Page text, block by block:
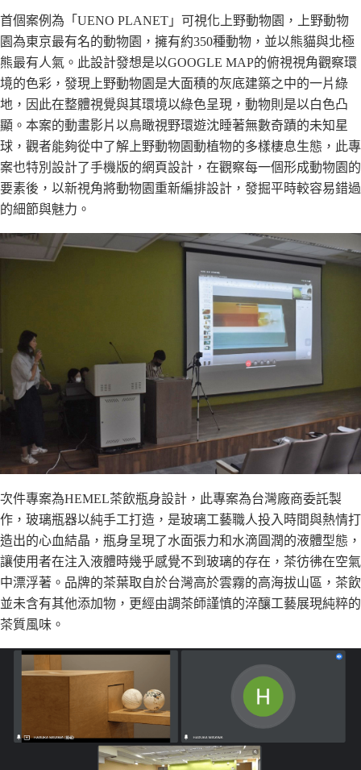
首個案例為「UENO PLANET」可視化上野動物園，上野動物
園為東京最有名的動物園，擁有約350種動物，並以熊貓與北極
熊最有人氣。此設計發想是以GOOGLE MAP的俯視視角觀察環
境的色彩，發現上野動物園是大面積的灰底建築之中的一片綠
地，因此在整體視覺與其環境以綠色呈現，動物則是以白色凸
顯。本案的動畫影片以鳥瞰視野環遊沈睡著無數奇蹟的未知星
球，觀者能夠從中了解上野動物園動植物的多樣棲息生態，此專
案也特別設計了手機版的網頁設計，在觀察每一個形成動物園的
要素後，以新視角將動物園重新編排設計，發掘平時較容易錯過
的細節與魅力。
次件專案為HEMEL茶飲瓶身設計，此專案為台灣廠商委託製
作，玻璃瓶器以純手工打造，是玻璃工藝職人投入時間與熱情打
造出的心血結晶，瓶身呈現了水面張力和水滴圓潤的液體型態，
讓使用者在注入液體時幾乎感覺不到玻璃的存在，茶彷彿在空氣
中漂浮著。品牌的茶葉取自於台灣高於雲霧的高海拔山區，茶飲
並未含有其他添加物，更經由調茶師謹慎的淬釀工藝展現純粹的
茶質風味。